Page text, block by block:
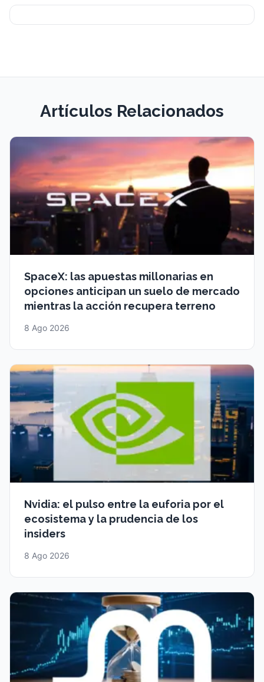
Artículos Relacionados
SpaceX: las apuestas millonarias en
opciones anticipan un suelo de mercado
mientras la acción recupera terreno
8 Ago 2026
Nvidia: el pulso entre la euforia por el
ecosistema y la prudencia de los
insiders
8 Ago 2026